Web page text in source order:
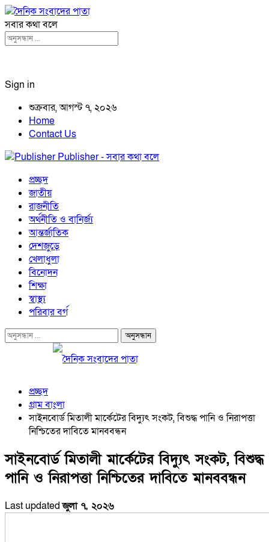
সবার কথা বলে
Sign in
শুক্রবার, আগস্ট ৭, ২০২৬
Home
Contact Us
Publisher - সবার কথা বলে
প্রচ্ছদ
জাতীয়
রাজনীতি
অর্থনীতি ও বানির্জ্য
আন্তর্জাতিক
দেশজুড়ে
খেলাধুলা
বিনোদন
শিক্ষা
স্বাস্থ্য
পরিবার বর্গ
প্রচ্ছদ
গ্রাম বাংলা
সাইনবোর্ড মিতালী মার্কেটের বিদ্যুৎ সংকট, বিশুদ্ধ পানি ও নিরাপত্তা
নিশ্চিতের দাবিতে মানববন্ধন
সাইনবোর্ড মিতালী মার্কেটের বিদ্যুৎ সংকট, বিশুদ্ধ
পানি ও নিরাপত্তা নিশ্চিতের দাবিতে মানববন্ধন
Last updatedজুলা ৭, ২০২৬